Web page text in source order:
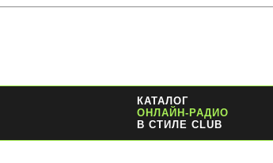
КАТАЛОГ
ОНЛАЙН-РАДИО
В СТИЛЕ CLUB